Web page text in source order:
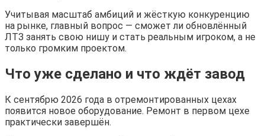
Учитывая масштаб амбиций и жёсткую конкуренцию
на рынке, главный вопрос — сможет ли обновлённый
ЛТЗ занять свою нишу и стать реальным игроком, а не
только громким проектом.
Что уже сделано и что ждёт завод
К сентябрю 2026 года в отремонтированных цехах
появится новое оборудование. Ремонт в первом цехе
практически завершён.